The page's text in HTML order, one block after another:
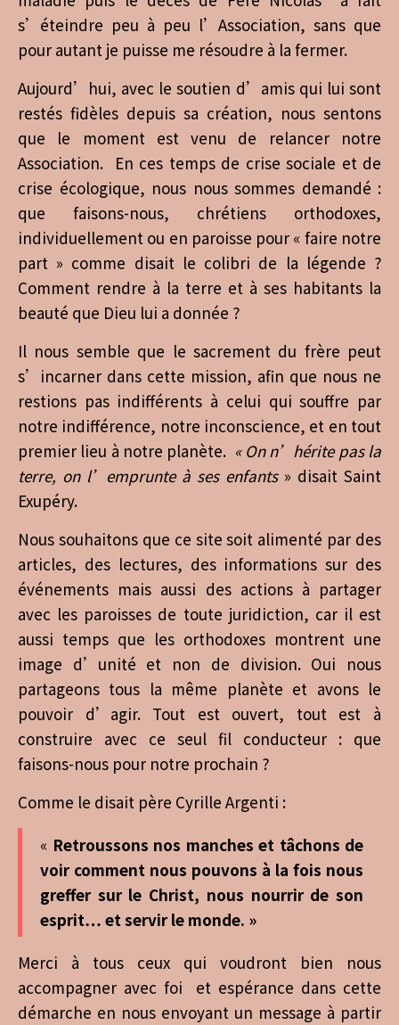
s’éteindre peu à peu l’Association, sans que
pour autant je puisse me résoudre à la fermer.
Aujourd’hui, avec le soutien d’amis qui lui sont
restés fidèles depuis sa création, nous sentons
que le moment est venu de relancer notre
Association. En ces temps de crise sociale et de
crise écologique, nous nous sommes demandé :
que faisons-nous, chrétiens orthodoxes,
individuellement ou en paroisse pour « faire notre
part » comme disait le colibri de la légende ?
Comment rendre à la terre et à ses habitants la
beauté que Dieu lui a donnée ?
Il nous semble que le sacrement du frère peut
s’incarner dans cette mission, afin que nous ne
restions pas indifférents à celui qui souffre par
notre indifférence, notre inconscience, et en tout
premier lieu à notre planète. « On n’hérite pas la
terre, on l’emprunte à ses enfants» disait Saint
Exupéry.
Nous souhaitons que ce site soit alimenté par des
articles, des lectures, des informations sur des
événements mais aussi des actions à partager
avec les paroisses de toute juridiction, car il est
aussi temps que les orthodoxes montrent une
image d’unité et non de division. Oui nous
partageons tous la même planète et avons le
pouvoir d’agir. Tout est ouvert, tout est à
construire avec ce seul fil conducteur : que
faisons-nous pour notre prochain ?
Comme le disait père Cyrille Argenti :
« Retroussons nos manches et tâchons de
voir comment nous pouvons à la fois nous
greffer sur le Christ, nous nourrir de son
esprit… et servir le monde. »
Merci à tous ceux qui voudront bien nous
accompagner avec foi et espérance dans cette
démarche en nous envoyant un message à partir